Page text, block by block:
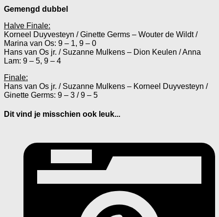
Gemengd dubbel
Halve Finale:
Korneel Duyvesteyn / Ginette Germs – Wouter de Wildt /
Marina van Os: 9 – 1, 9 – 0
Hans van Os jr. / Suzanne Mulkens – Dion Keulen / Anna
Lam: 9 – 5, 9 – 4
Finale:
Hans van Os jr. / Suzanne Mulkens – Korneel Duyvesteyn /
Ginette Germs: 9 – 3 / 9 – 5
Dit vind je misschien ook leuk...